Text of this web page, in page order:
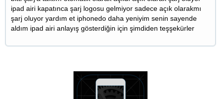
ipad airi kapatınca şarj logosu gelmiyor sadece açık olarakmı
şarj oluyor yardım et iphonedo daha yeniyim senin sayende
aldım ipad airi anlayış gösterdiğin için şimdiden teşşekürler